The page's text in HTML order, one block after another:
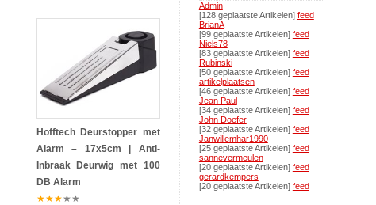
Hofftech Deurstopper met
Alarm – 17x5cm | Anti-
Inbraak Deurwig met 100
DB Alarm
★★★★★
Admin
[128 geplaatste Artikelen] feed
BrianA
[99 geplaatste Artikelen] feed
Niels78
[83 geplaatste Artikelen] feed
Rubinski
[50 geplaatste Artikelen] feed
artikelplaatsen
[46 geplaatste Artikelen] feed
Jean Paul
[34 geplaatste Artikelen] feed
John Doefer
[32 geplaatste Artikelen] feed
Janwillemhar1990
[25 geplaatste Artikelen] feed
sannevermeulen
[20 geplaatste Artikelen] feed
gerardkempers
[20 geplaatste Artikelen] feed